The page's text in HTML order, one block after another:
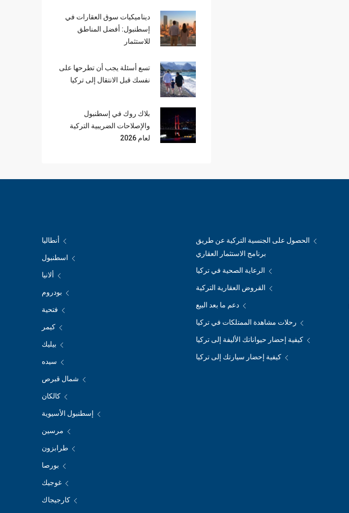
ديناميكيات سوق العقارات في
إسطنبول: أفضل المناطق
للاستثمار
تسع أسئلة يجب أن تطرحها على
نفسك قبل الانتقال إلى تركيا
بلاك روك في إسطنبول
والإصلاحات الضريبية التركية
لعام 2026
الحصول على الجنسية التركية عن طريق
برنامج الاستثمار العقاري
الرعاية الصحية في تركيا
القروض العقارية التركية
دعم ما بعد البيع
رحلات مشاهدة الممتلكات في تركيا
كيفية إحضار حيواناتك الأليفة إلى تركيا
كيفية إحضار سيارتك إلى تركيا
أنطاليا
اسطنبول
ألانيا
بودروم
فتحية
كيمر
بيليك
سيده
شمال قبرص
كالكان
إسطنبول الأسيوية
مرسين
طرابزون
بورصا
غوجيك
كارجيجاك